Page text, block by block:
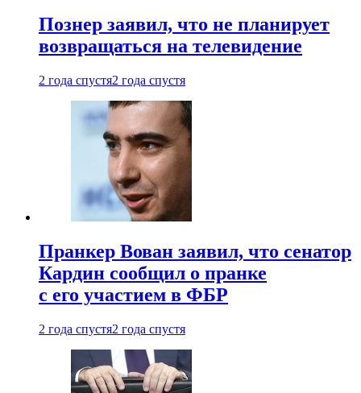
Познер заявил, что не планирует
возвращаться на телевидение
2 года спустя2 года спустя
Пранкер Вован заявил, что сенатор
Кардин сообщил о пранке
с его участием в ФБР
2 года спустя2 года спустя